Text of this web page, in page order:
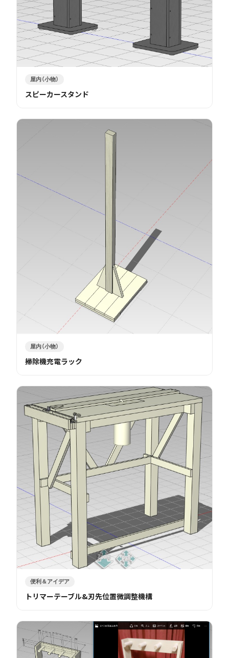
屋内（小物）
スピーカースタンド
屋内（小物）
掃除機充電ラック
便利＆アイデア
トリマーテーブル&刃先位置微調整機構